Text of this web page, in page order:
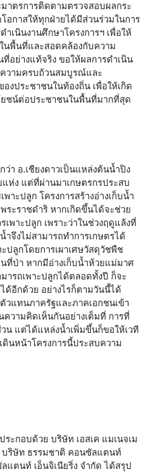
าตรการติดตามตรวจสอบผลกระ
อกาสให้ทุกฝ่ายได้มีส่วนร่วมในการ
ำเนินงานศึกษาโครงการฯ เพื่อให้
นพื้นที่และสอดคล้องกับความ
อย่างแท้จริง ขอให้ผลการดำเนิน
ความครบถ้วนสมบูรณ์และ
งประชาชนในท้องถิ่น เพื่อให้เกิด
ยชน์ต่อประชาชนในพื้นที่มากที่สุด
ว่า อ.เชียงดาวเป็นแหล่งต้นน้ำปิง
ห่ง แต่ที่ผ่านมาเกษตรกรประสบ
าะปลูก โครงการสร้างอ่างเก็บน้ำ
ระราชดำริ หากเกิดขึ้นได้จะช่วย
พาะปลูก เพราะว่า​ในช่วงฤดูแล้งที่
จึงไม่สามารถทำการเกษตรได้
ปลูกโดยการเผาเศษวัสดุวัชพืช
ที่ป่า หากมีอ่างเก็บน้ำห้วยแม่มาศ
ารถเพาะปลูกได้ตลอดทั้งปี ก็จะ
ด้อีกด้วย อย่างไรก็ตามวันนี้ได้
วแทนภาครัฐและภาคเอกชนเข้า
วามคิดเห็นกันอย่างเต็มที่ การที่
น แต่ได้แหล่งน้ำเพิ่มขึ้นก็ขอให้เวที
ดินหน้าโครงการนี้ประสบความ
ะกอบด้วย บริษัท เอสเค แมเนจเม
ริษัท ธรรมชาติ คอนซัลแตนท์
ตนท์ เอ็นจิเนียริ่ง จำกัด ได้สรุป